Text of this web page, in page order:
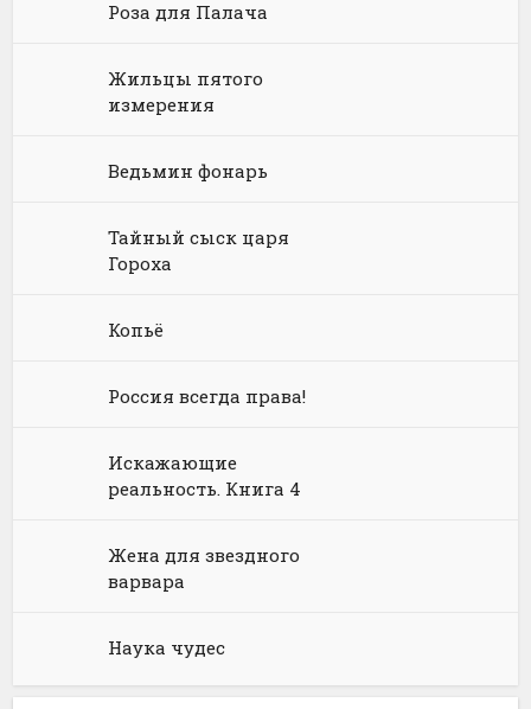
Философия
Юриспруденция, право
Энциклопедии
Киберпанк
Космическая фантастика
Научная фантастика
Попаданцы
Юмористическая фантастика
Книги про вампиров
Книги про волшебников
Любовное фэнтези
Русское фэнтези
Фэнтези про драконов
Юмористическое фэнтези
Юмористическая проза
Юмористические стихи
Роза для Палача
Жильцы пятого
измерения
Ведьмин фонарь
Тайный сыск царя
Гороха
Копьё
Россия всегда права!
Искажающие
реальность. Книга 4
Жена для звездного
варвара
Наука чудес